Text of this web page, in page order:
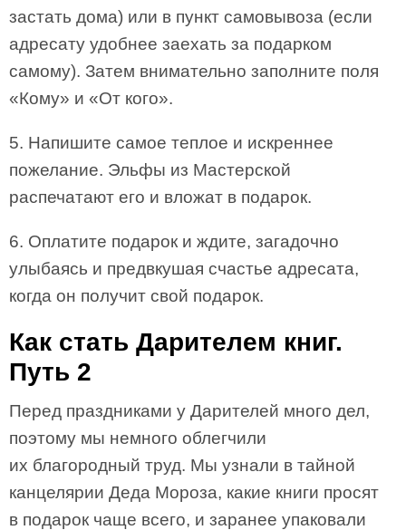
застать дома) или в пункт самовывоза (если
адресату удобнее заехать за подарком
самому). Затем внимательно заполните поля
«Кому» и «От кого».
5. Напишите самое теплое и искреннее
пожелание. Эльфы из Мастерской
распечатают его и вложат в подарок.
6. Оплатите подарок и ждите, загадочно
улыбаясь и предвкушая счастье адресата,
когда он получит свой подарок.
Как стать Дарителем книг.
Путь 2
Перед праздниками у Дарителей много дел,
поэтому мы немного облегчили
их благородный труд. Мы узнали в тайной
канцелярии Деда Мороза, какие книги просят
в подарок чаще всего, и заранее упаковали